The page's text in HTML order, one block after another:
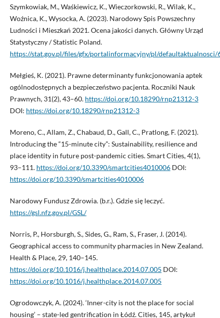
Szymkowiak, M., Waśkiewicz, K., Wieczorkowski, R., Wilak, K.,
Woźnica, K., Wysocka, A. (2023). Narodowy Spis Powszechny
Ludności i Mieszkań 2021. Ocena jakości danych. Główny Urząd
Statystyczny / Statistic Poland.
https://stat.gov.pl/files/gfx/portalinformacyjny/pl/
Mełgieś, K. (2021). Prawne determinanty funkcjonowania aptek
ogólnodostępnych a bezpieczeństwo pacjenta. Roczniki Nauk
Prawnych, 31(2), 43–60. https://doi.org/10.18290/rnp21312-3
DOI: https://doi.org/10.18290/rnp21312-3
Moreno, C., Allam, Z., Chabaud, D., Gall, C., Pratlong, F. (2021).
Introducing the “15-minute city”: Sustainability, resilience and
place identity in future post-pandemic cities. Smart Cities, 4(1),
93–111. https://doi.org/10.3390/smartcities4010006DOI:
https://doi.org/10.3390/smartcities4010006
Narodowy Fundusz Zdrowia. (b.r.). Gdzie się leczyć.
https://gsl.nfz.gov.pl/GSL/
Norris, P., Horsburgh, S., Sides, G., Ram, S., Fraser, J. (2014).
Geographical access to community pharmacies in New Zealand.
Health & Place, 29, 140–145.
https://doi.org/10.1016/j.healthplace.2014.07.005 DOI:
https://doi.org/10.1016/j.healthplace.2014.07.005
Ogrodowczyk, A. (2024). ‘Inner-city is not the place for social
housing’ – state-led gentrification in Łódź. Cities, 145, artykuł